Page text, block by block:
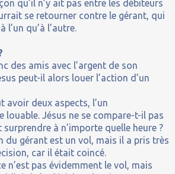
qu’il n’y ait pas entre les débiteurs
se retourner contre le gérant, qui
qu’à l’autre.
des amis avec l’argent de son
peut-il alors louer l’action d’un
avoir deux aspects, l’un
louable. Jésus ne se compare-t-il pas
à n’importe quelle heure ?
du gérant est un vol, mais il a pris très
car il était coincé.
n’est pas évidemment le vol, mais